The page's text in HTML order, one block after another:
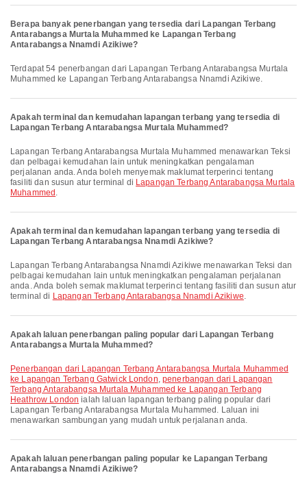
Berapa banyak penerbangan yang tersedia dari Lapangan Terbang
Antarabangsa Murtala Muhammed ke Lapangan Terbang
Antarabangsa Nnamdi Azikiwe?
Terdapat 54 penerbangan dari Lapangan Terbang Antarabangsa Murtala
Muhammed ke Lapangan Terbang Antarabangsa Nnamdi Azikiwe.
Apakah terminal dan kemudahan lapangan terbang yang tersedia di
Lapangan Terbang Antarabangsa Murtala Muhammed?
Lapangan Terbang Antarabangsa Murtala Muhammed menawarkan Teksi
dan pelbagai kemudahan lain untuk meningkatkan pengalaman
perjalanan anda. Anda boleh menyemak maklumat terperinci tentang
fasiliti dan susun atur terminal di Lapangan Terbang Antarabangsa Murtala
Muhammed .
Apakah terminal dan kemudahan lapangan terbang yang tersedia di
Lapangan Terbang Antarabangsa Nnamdi Azikiwe?
Lapangan Terbang Antarabangsa Nnamdi Azikiwe menawarkan Teksi dan
pelbagai kemudahan lain untuk meningkatkan pengalaman perjalanan
anda. Anda boleh semak maklumat terperinci tentang fasiliti dan susun atur
terminal di Lapangan Terbang Antarabangsa Nnamdi Azikiwe.
Apakah laluan penerbangan paling popular dari Lapangan Terbang
Antarabangsa Murtala Muhammed?
penerbangan dari Lapangan Terbang Antarabangsa Murtala Muhammed
ke Lapangan Terbang Gatwick London,penerbangan dari Lapangan
Terbang Antarabangsa Murtala Muhammed ke Lapangan Terbang
Heathrow London ialah laluan lapangan terbang paling popular dari
Lapangan Terbang Antarabangsa Murtala Muhammed. Laluan ini
menawarkan sambungan yang mudah untuk perjalanan anda.
Apakah laluan penerbangan paling popular ke Lapangan Terbang
Antarabangsa Nnamdi Azikiwe?